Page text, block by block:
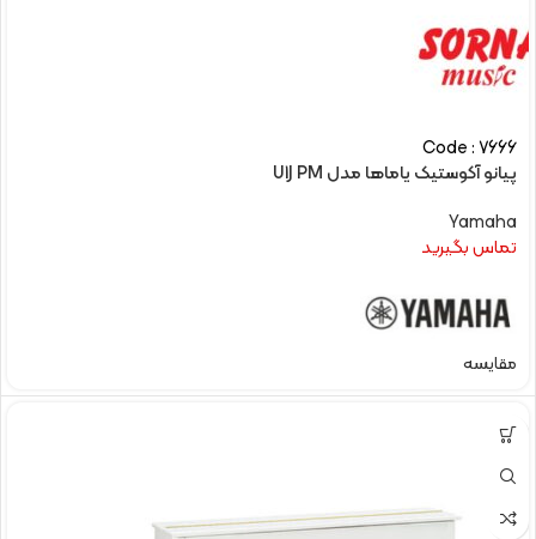
Code : 7666
پیانو آکوستیک یاماها مدل U1J PM
Yamaha
تماس بگیرید
مقایسه